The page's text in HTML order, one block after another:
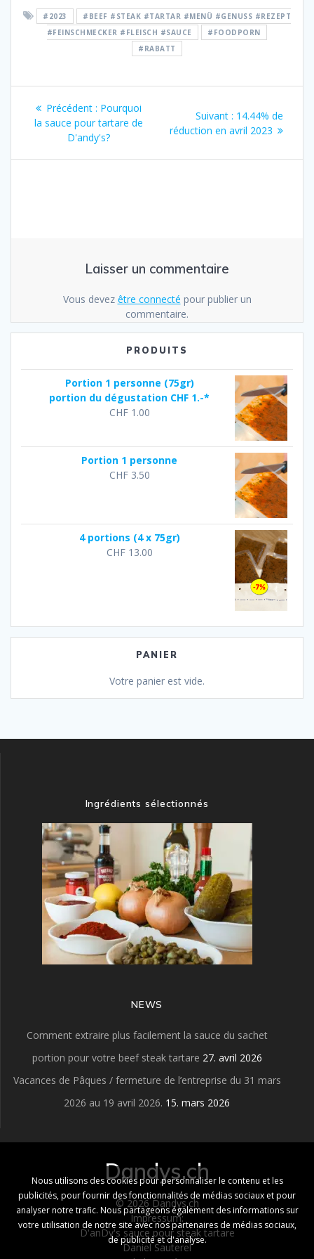
#2023
#BEEF #STEAK #TARTAR #MENÜ #GENUSS #REZEPT
#FEINSCHMECKER #FLEISCH #SAUCE
#FOODPORN
#RABATT
Navigation
l’article
Précédent : Article
précédent
:
Pourquoi
la sauce pour tartare de
D'andy's?
Suivant : Article
suivant
14.44% de
réduction en avril 2023
Laisser un commentaire
Vous devez être connecté pour publier un
commentaire.
PRODUITS
Portion 1 personne (75gr)
portion du dégustation CHF 1.-*
CHF1.00
Portion 1 personne
CHF3.50
4 portions (4 x 75gr)
CHF13.00
PANIER
Votre panier est vide.
Ingrédients sélectionnés
NEWS
Comment extraire plus facilement la sauce du sachet
portion pour votre beef steak tartare 27. avril 2026
Vacances de Pâques / fermeture de l’entreprise du 31 mars
2026 au 19 avril 2026. 15. mars 2026
Dandys.ch
© 2026 Dandys.ch
Impressum:
D'anDy's sauce pour steak tartare
Daniel Sauterel
Nous utilisons des cookies pour personnaliser le contenu et les
publicités, pour fournir des fonctionnalités de médias sociaux et pour
analyser notre trafic. Nous partageons également des informations sur
votre utilisation de notre site avec nos partenaires de médias sociaux,
de publicité et d'analyse.